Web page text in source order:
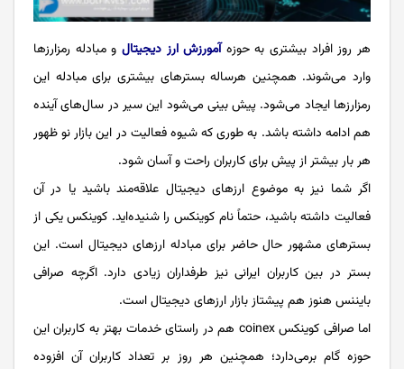
هر روز افراد بیشتری به حوزهآمورزش ارز دیجیتال و مبادله رمزارزها
وارد می‌شوند. همچنین هرساله بسترهای بیشتری برای مبادله این
رمزارزها ایجاد می‌شود. پیش بینی می‌شود این سیر در سال‌های آینده
هم ادامه داشته باشد. به طوری که شیوه فعالیت در این بازار نو ظهور
هر بار بیشتر از پیش برای کاربران راحت و آسان شود.
اگر شما نیز به موضوع ارزهای دیجیتال علاقه‌مند باشید یا در آن
فعالیت داشته باشید، حتماً نام کوینکس را شنیده‌اید. کوینکس یکی از
بسترهای مشهور حال حاضر برای مبادله ارزهای دیجیتال است. این
بستر در بین کاربران ایرانی نیز طرفداران زیادی دارد. اگرچه صرافی
بایننس هنوز هم پیشتاز بازار ارزهای دیجیتال است.
اما صرافی کوینکس coinex هم در راستای خدمات بهتر به کاربران این
حوزه گام برمی‌دارد؛ همچنین هر روز بر تعداد کاربران آن افزوده